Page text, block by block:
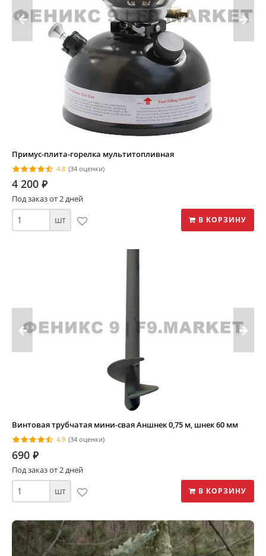
Примус-плита-горелка мультитопливная
4.8 (34 оценки)
4 200 ⃏
Под заказ от 2 дней
шт В КОРЗИНУ
Винтовая трубчатая мини-свая Аншнек 0,75 м, шнек 60 мм
4.9 (34 оценки)
690 ⃏
Под заказ от 2 дней
шт В КОРЗИНУ